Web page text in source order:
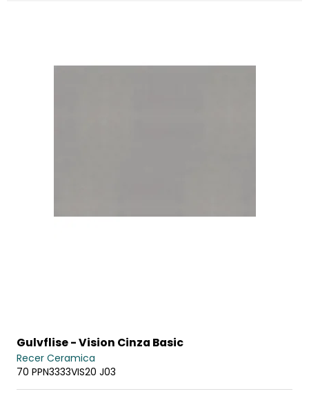
Gulvflise - Vision Cinza Basic
Recer Ceramica
70 PPN3333VIS20 J03